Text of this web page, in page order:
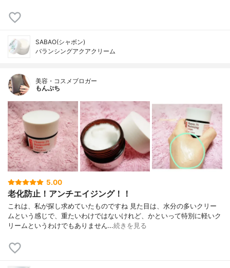
SABAO(シャボン)
バランシングアクアクリーム
美容・コスメブロガー
もんぷち
5.00
老化防止！アンチエイジング！！
これは、私が探し求めていたものですね 見た目は、水分の多いクリー
ムという感じで、重たいわけではないけれど、かといって特別に軽いク
リームというわけでもありません…続きを見る